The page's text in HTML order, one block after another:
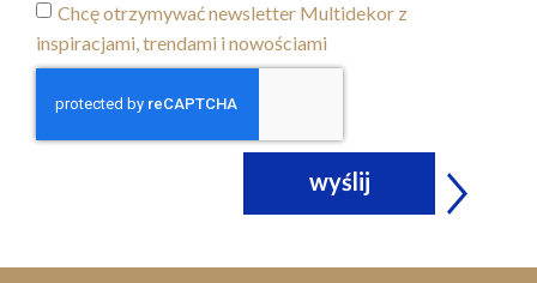
Chcę otrzymywać newsletter Multidekor z
inspiracjami, trendami i nowościami
wyślij